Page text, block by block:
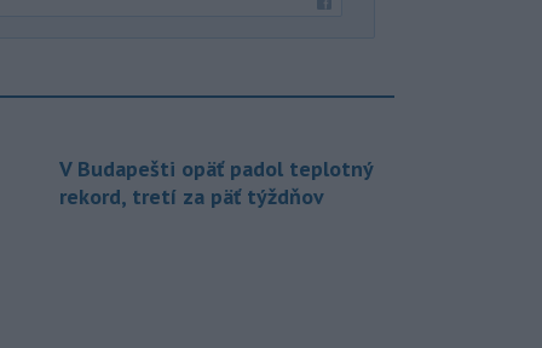
V Budapešti opäť padol teplotný
rekord, tretí za päť týždňov